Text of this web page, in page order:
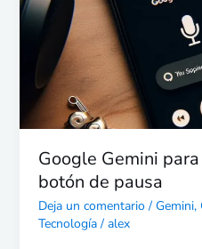
Google Gemini
botón de pausa
Deja un comentario / Gemini,
Tecnología/ alex
añade
botón
pausa